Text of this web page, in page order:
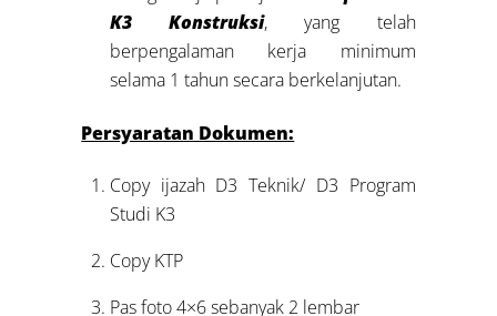
K3 Konstruksi, yang telah
berpengalaman kerja minimum
selama 1 tahun secara berkelanjutan.
Persyaratan Dokumen:
Copy ijazah D3 Teknik/ D3 Program
Studi K3
Copy KTP
Pas foto 4×6 sebanyak 2 lembar